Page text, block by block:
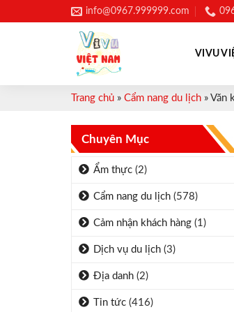
to
info@0967.999999.com
VIVU
Trang chủ » Cẩm nang du lịch » Văn
Chuyên Mục
Ẩm thực (2)
Cẩm nang du lịch (578)
Cảm nhận khách hàng (1)
Dịch vụ du lịch (3)
Địa danh (2)
Tin tức (416)